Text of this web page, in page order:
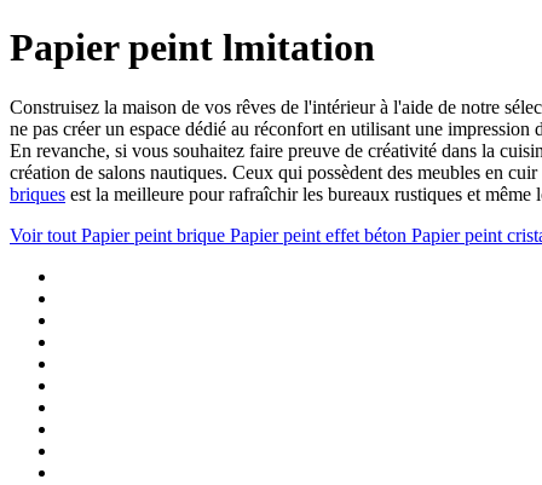
Papier peint lmitation
Construisez la maison de vos rêves de l'intérieur à l'aide de notre
ne pas créer un espace dédié au réconfort en utilisant une
En revanche, si vous souhaitez faire preuve de créativité dans la
création de salons nautiques. Ceux qui possèdent des meubles en
briques est la meilleure pour rafraîchir les bureaux rustiques et même
Voir tout Papier peint brique Papier peint effet béton Papier peint